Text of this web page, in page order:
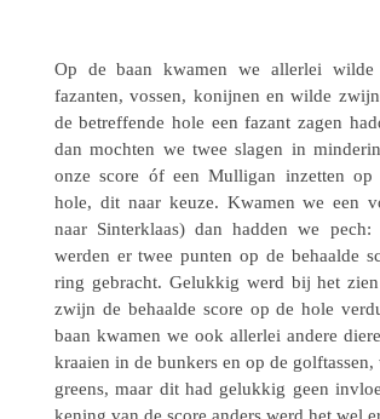
Op de baan kwamen we aller­lei wilde
fazan­ten, vossen, konij­nen en wilde
de betref­fende hole een fazant zagen
dan mochten we twee slagen in
onze score óf een Mulli­gan inzet­ten op
hole, dit naar keuze. Kwamen we een
naar Sinter­klaas) dan hadden we
werden er twee punten op de behaalde
ring gebracht. Geluk­kig werd bij het
zwijn de behaalde score op de hole
baan kwamen we ook aller­lei andere
kraaien in de bunkers en op de golf­tas­sen,
greens, maar dit had geluk­kig geen